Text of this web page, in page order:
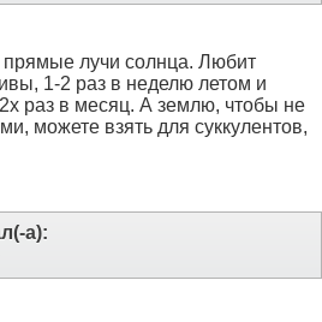
прямые лучи солнца. Любит
1-2 раз в неделю летом и
раз в месяц. А землю, чтобы не
можете взять для суккулентов,
а):